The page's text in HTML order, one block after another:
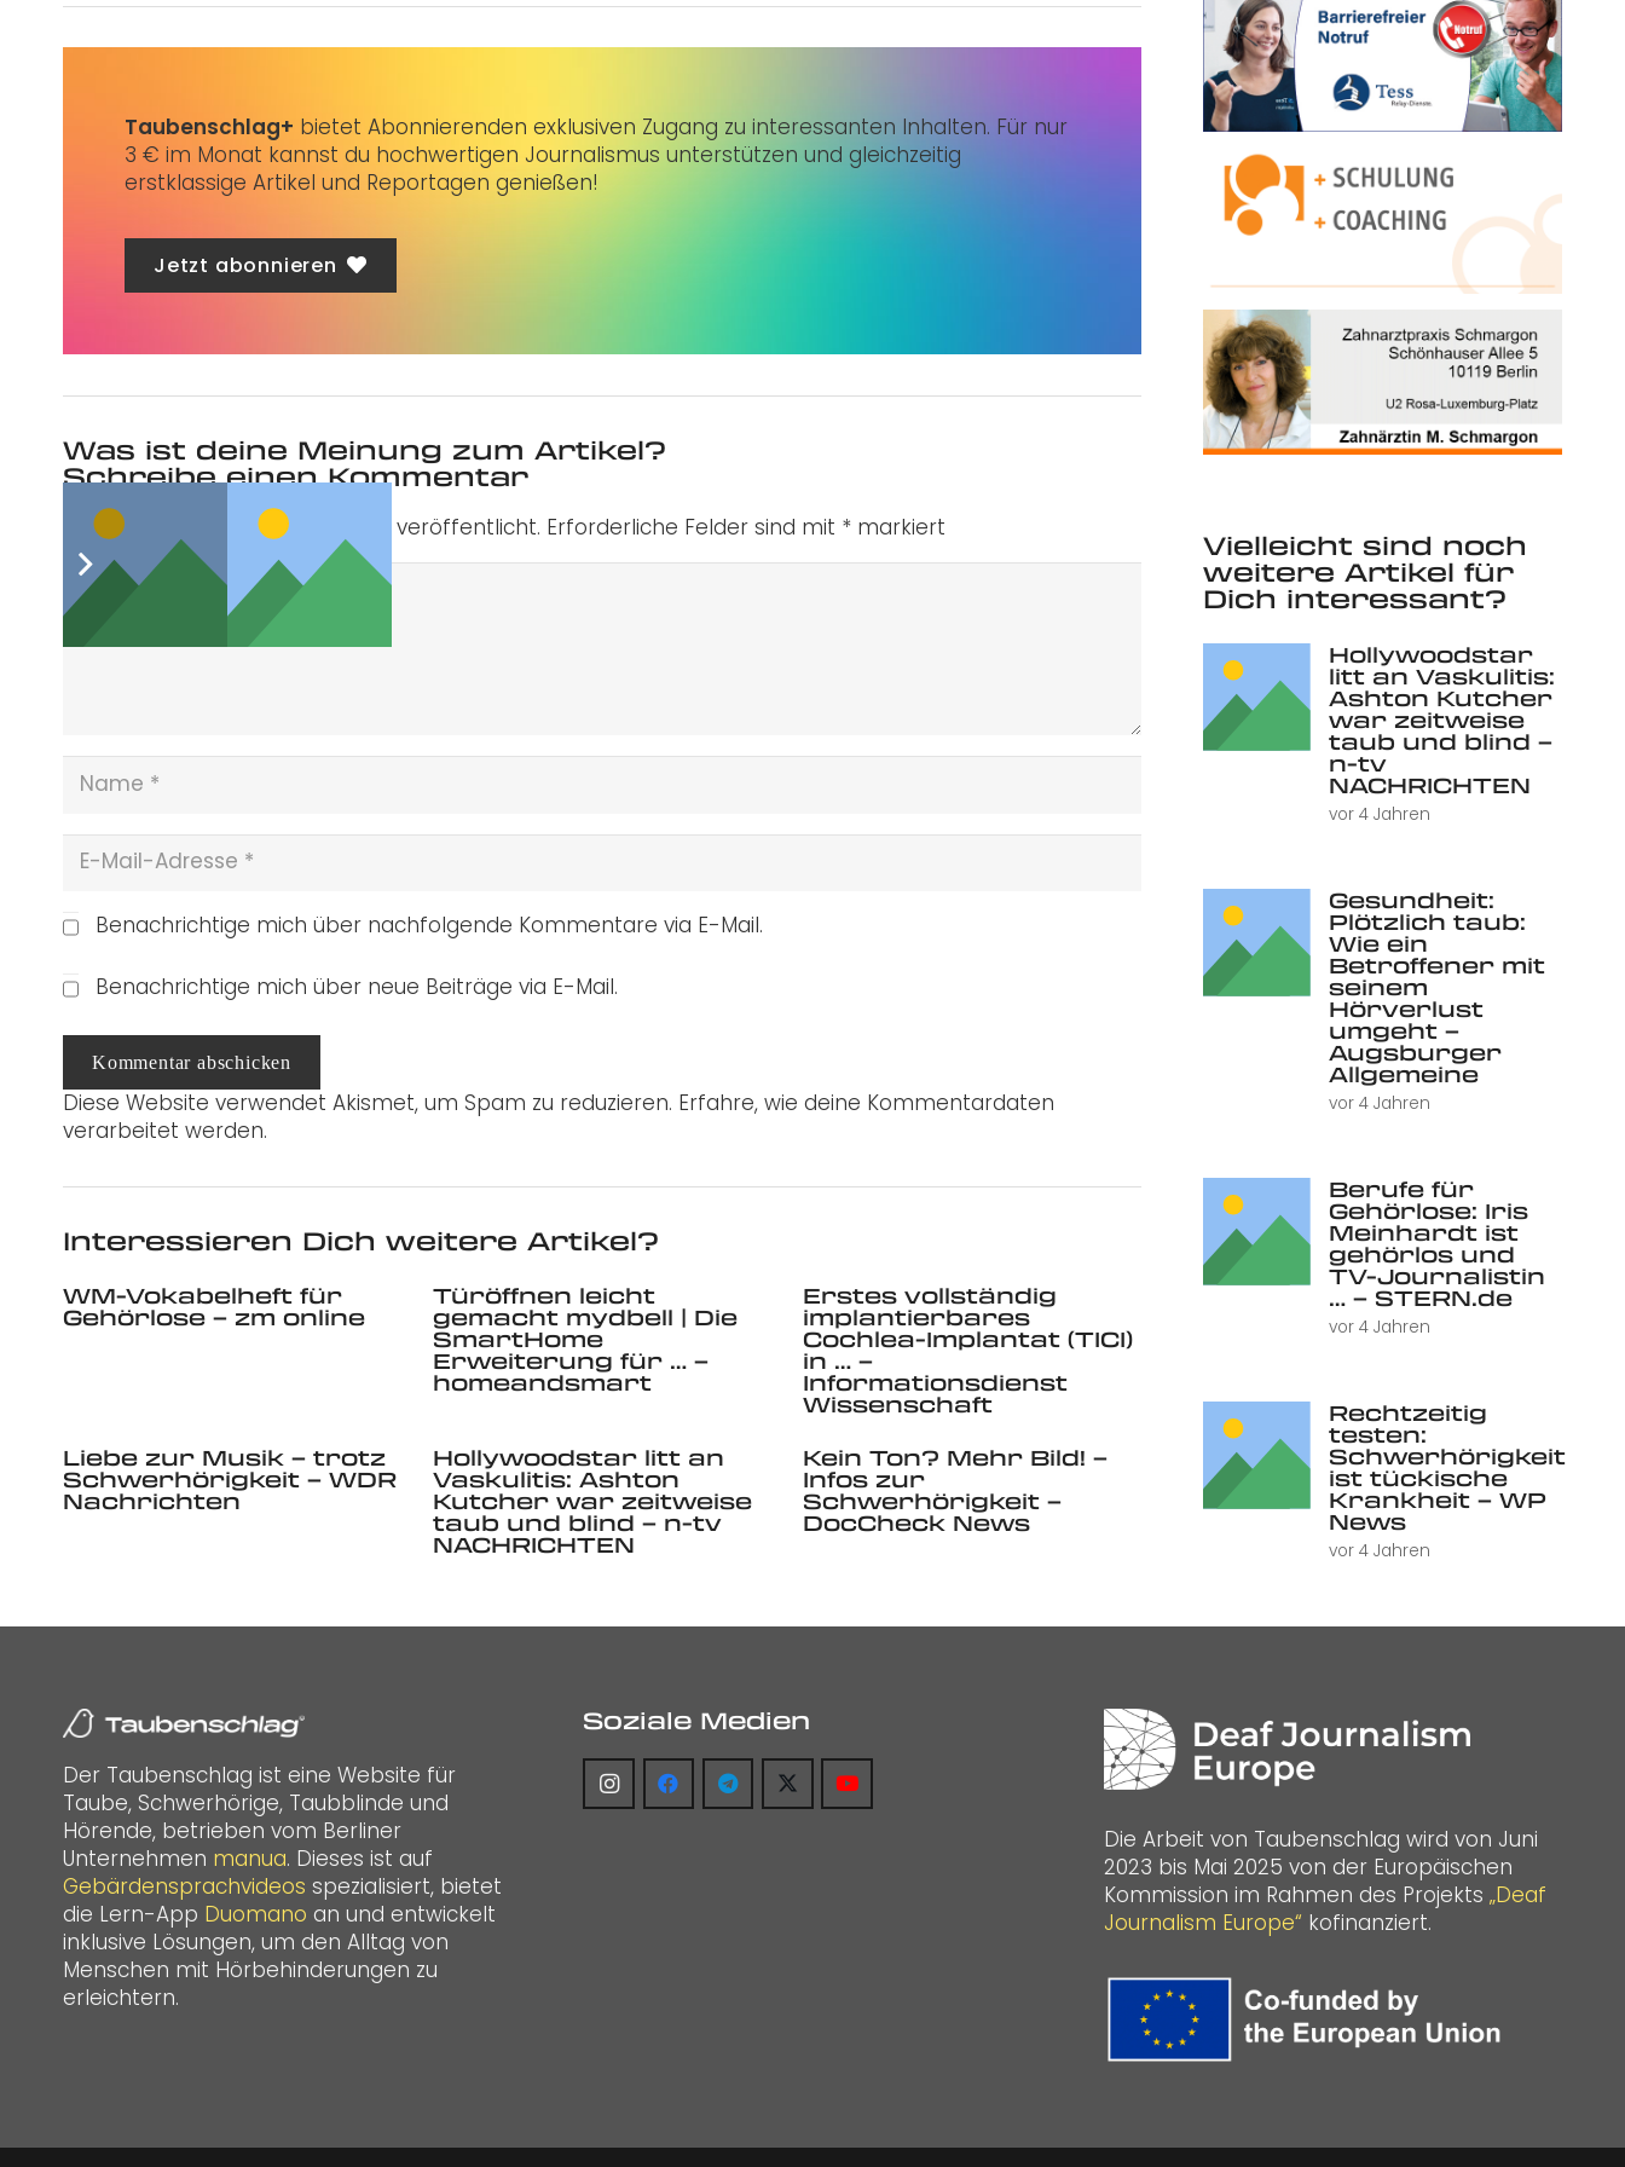
Taubenschlag+ bietet Abonnierenden exklusiven Zugang zu interessanten Inhalten. Für nur
3 € im Monat kannst du hochwertigen Journalismus unterstützen und gleichzeitig
erstklassige Artikel und Reportagen genießen!
Jetzt abonnieren
Was ist deine Meinung zum Artikel?
Schreibe einen Kommentar
Deine E-Mail-Adresse wird nicht veröffentlicht. Erforderliche Felder sind mit * markiert
Benachrichtige mich über nachfolgende Kommentare via E-Mail.
Benachrichtige mich über neue Beiträge via E-Mail.
Kommentar abschicken
Diese Website verwendet Akismet, um Spam zu reduzieren. Erfahre, wie deine Kommentardaten
verarbeitet werden.
Interessieren Dich weitere Artikel?
WM-Vokabelheft für
Gehörlose – zm online
Türöffnen leicht
gemacht mydbell | Die
SmartHome
Erweiterung für … –
homeandsmart
Erstes vollständig
implantierbares
Cochlea-Implantat (TICI)
in … –
Informationsdienst
Wissenschaft
Liebe zur Musik – trotz
Schwerhörigkeit – WDR
Nachrichten
Hollywoodstar litt an
Vaskulitis: Ashton
Kutcher war zeitweise
taub und blind – n-tv
NACHRICHTEN
Kein Ton? Mehr Bild! –
Infos zur
Schwerhörigkeit –
DocCheck News
Vielleicht sind noch
weitere Artikel für
Dich interessant?
Hollywoodstar
litt an Vaskulitis:
Ashton Kutcher
war zeitweise
taub und blind –
n-tv
NACHRICHTEN
vor 4 Jahren
Gesundheit:
Plötzlich taub:
Wie ein
Betroffener mit
seinem
Hörverlust
umgeht –
Augsburger
Allgemeine
vor 4 Jahren
Berufe für
Gehörlose: Iris
Meinhardt ist
gehörlos und
TV-Journalistin
… – STERN.de
vor 4 Jahren
Rechtzeitig
testen:
Schwerhörigkeit
ist tückische
Krankheit – WP
News
vor 4 Jahren
Der Taubenschlag ist eine Website für
Taube, Schwerhörige, Taubblinde und
Hörende, betrieben vom Berliner
Unternehmen manua. Dieses ist auf
Gebärdensprachvideos spezialisiert, bietet
die Lern-App Duomano an und entwickelt
inklusive Lösungen, um den Alltag von
Menschen mit Hörbehinderungen zu
erleichtern.
Soziale Medien
Die Arbeit von Taubenschlag wird von Juni
2023 bis Mai 2025 von der Europäischen
Kommission im Rahmen des Projekts „Deaf
Journalism Europe“ kofinanziert.